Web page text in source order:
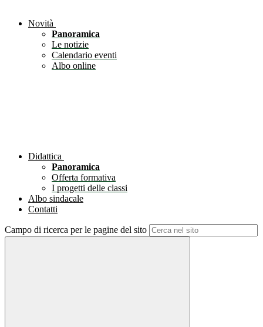
Novità
Panoramica
Le notizie
Calendario eventi
Albo online
Didattica
Panoramica
Offerta formativa
I progetti delle classi
Albo sindacale
Contatti
Campo di ricerca per le pagine del sito